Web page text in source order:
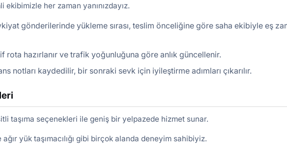
her zaman yanınızdayız.
gönderilerinde yükleme sırası, teslim önceliğine göre saha ekibiyle eş
rota hazırlanır ve trafik yoğunluğuna göre anlık güncellenir.
notları kaydedilir, bir sonraki sevk için iyileştirme adımları çıkarılır.
taşıma seçenekleri ile geniş bir yelpazede hizmet sunar.
ağır yük taşımacılığı gibi birçok alanda deneyim sahibiyiz.